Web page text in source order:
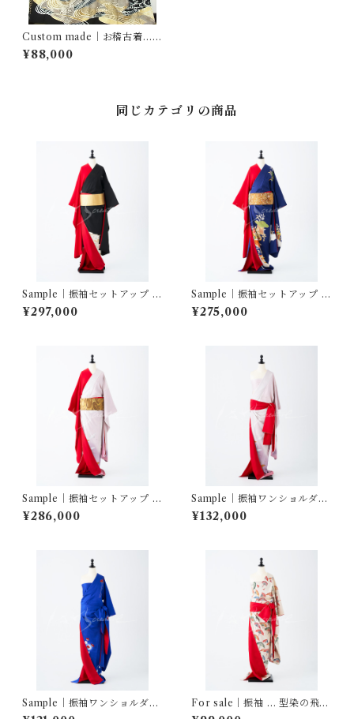
Custom made｜お稽古着…立
波文 五七の桐
¥88,000
同じカテゴリの商品
Sample｜振袖セットアップ …
ばさら紋付孔雀松梅／赤三越
縮緬
¥297,000
Sample｜振袖セットアップ …
雲重ね吉祥花冊子文／赤三越
縮緬
¥275,000
Sample｜振袖セットアップ …
飛鶴ぼかし／赤三越縮緬
¥286,000
Sample｜振袖ワンショルダ
ー… 飛鶴ぼかし
¥132,000
Sample｜振袖ワンショルダ
ー… 枝花文 蛍暈し
For sale｜振袖 … 型染の飛鶴
文様